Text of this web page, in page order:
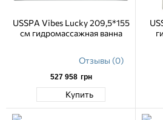
USSPA Vibes Lucky 209,5*155
см гидромассажная ванна
Отзывы (0)
527 958 грн
Купить